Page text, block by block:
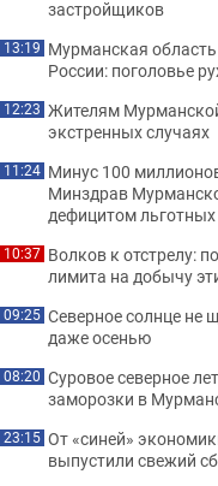
застройщиков
13:19 Мурманская
России: поголовье
12:23 Жителям
экстренных случаях
11:24 Минус 100
Минздрав
дефицитом льготных
10:37 Волков к отстрелу:
лимита на добычу
09:25 Северное солнце не
даже осенью
08:20 Суровое северное
заморозки в
23:15 От «синей»
выпустили свежий